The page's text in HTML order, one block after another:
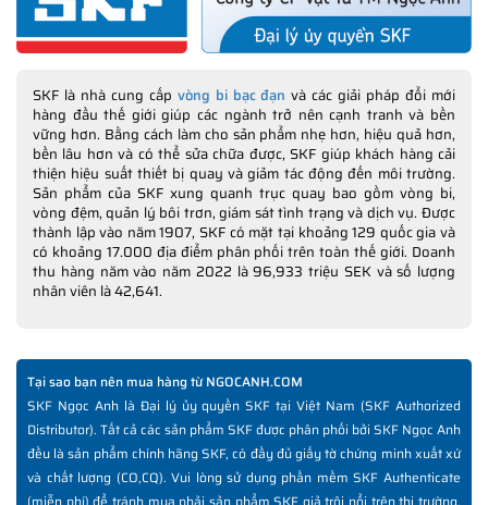
Máy gia nhiệt TIH 220M/LV, TIH 220M/MV:
Máy gia nhiệt cảm ứng loại lớn
Tài liệu hướng dẫn sử dụng thông số kỹ thuật
máy gia nhiệt SKF TIH 220M
SKF là nhà cung cấp vòng bi bạc đạn và các giải pháp đổi mới
hàng đầu thế giới giúp các ngành trở nên cạnh tranh và bền
vững hơn. Bằng cách làm cho sản phẩm nhẹ hơn, hiệu quả hơn,
bền lâu hơn và có thể sửa chữa được, SKF giúp khách hàng cải
thiện hiệu suất thiết bị quay và giảm tác động đến môi trường.
Sản phẩm của SKF xung quanh trục quay bao gồm vòng bi,
vòng đệm, quản lý bôi trơn, giám sát tình trạng và dịch vụ. Được
thành lập vào năm 1907, SKF có mặt tại khoảng 129 quốc gia và
có khoảng 17.000 địa điểm phân phối trên toàn thế giới. Doanh
thu hàng năm vào năm 2022 là 96,933 triệu SEK và số lượng
nhân viên là 42,641.
Tại sao bạn nên mua hàng từ NGOCANH.COM
SKF Ngọc Anh là Đại lý ủy quyền SKF tại Việt Nam (SKF Authorized
Distributor). Tất cả các sản phẩm SKF được phân phối bởi SKF Ngọc Anh
đều là sản phẩm chính hãng SKF, có đầy đủ giấy tờ chứng minh xuất xứ
và chất lượng (CO,CQ). Vui lòng sử dụng phần mềm SKF Authenticate